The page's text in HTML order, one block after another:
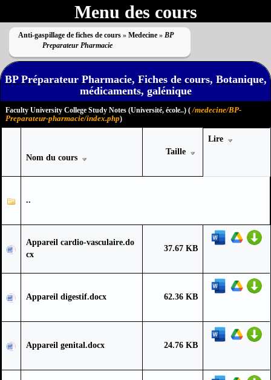
Menu des cours
Anti-gaspillage de fiches de cours » Medecine » BP
Preparateur Pharmacie
BP Préparateur Pharmacie, Fiches de cours, Botanique,
médicaments, galénique
Faculty University College Study Notes (Université, école..) ( /medecine/BP-
Preparateur-pharmacie/index.php)
Nom du cours
Taille
Lire
..
Appareil cardio-vasculaire.do
cx
37.67 KB
Appareil digestif.docx 62.36 KB
Appareil genital.docx 24.76 KB